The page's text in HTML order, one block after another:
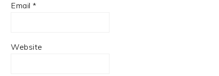
Email*
Website